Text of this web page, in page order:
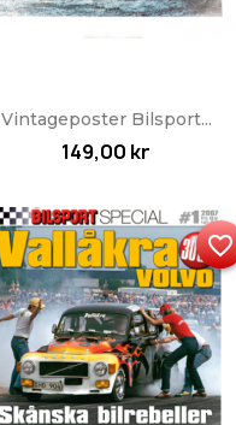
Vintageposter Bilsport...
149,00 kr
favorite_border